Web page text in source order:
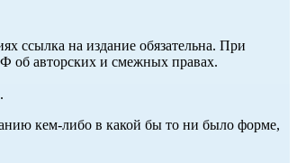
ссылка на издание обязательна. При
об авторских и смежных правах.
кем-либо в какой бы то ни было форме,